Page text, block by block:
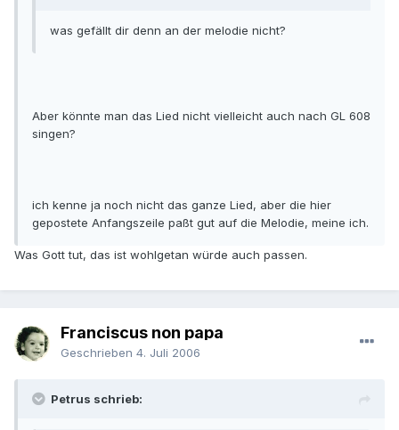
was gefällt dir denn an der melodie nicht?
Aber könnte man das Lied nicht vielleicht auch nach GL 608
singen?
ich kenne ja noch nicht das ganze Lied, aber die hier
gepostete Anfangszeile paßt gut auf die Melodie, meine ich.
Was Gott tut, das ist wohlgetan würde auch passen.
Franciscus non papa
Geschrieben 4. Juli 2006
Petrus schrieb: